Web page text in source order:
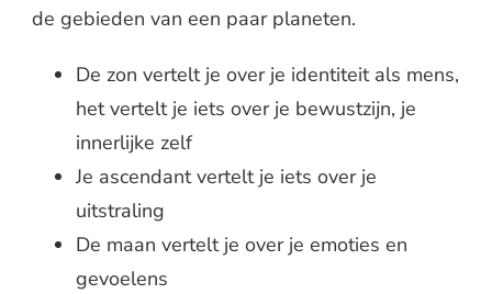
de gebieden van een paar planeten.
De zon vertelt je over je identiteit als mens,
het vertelt je iets over je bewustzijn, je
innerlijke zelf
Je ascendant vertelt je iets over je
uitstraling
De maan vertelt je over je emoties en
gevoelens